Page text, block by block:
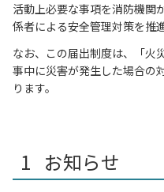
活動上必要な事項を消防機関
係者による安全管理対策を推
なお、この届出制度は、「火
事中に災害が発生した場合の
ります。
お知らせ